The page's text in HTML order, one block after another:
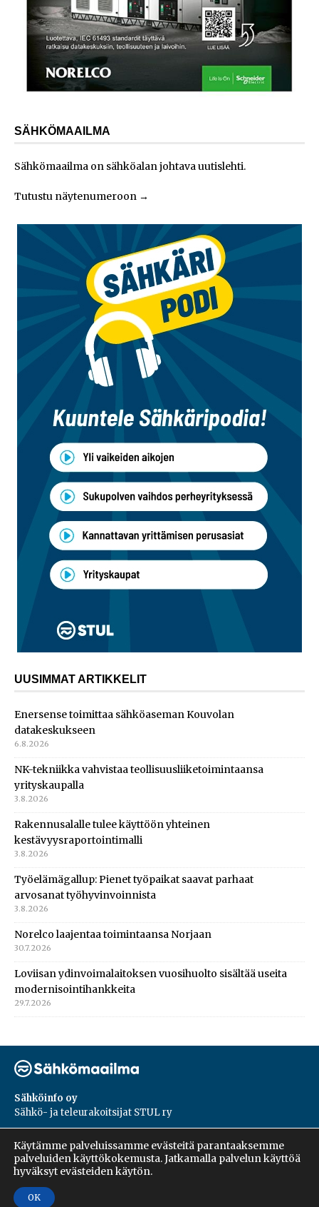
SÄHKÖMAAILMA
Sähkömaailma on sähköalan johtava uutislehti.
Tutustu näytenumeroon →
UUSIMMAT ARTIKKELIT
Enersense toimittaa sähköaseman Kouvolan
datakeskukseen
6.8.2026
NK-tekniikka vahvistaa teollisuusliiketoimintaansa
yrityskaupalla
3.8.2026
Rakennusalalle tulee käyttöön yhteinen
kestävyysraportointimalli
3.8.2026
Työelämägallup: Pienet työpaikat saavat parhaat
arvosanat työhyvinvoinnista
3.8.2026
Norelco laajentaa toimintaansa Norjaan
30.7.2026
Loviisan ydinvoimalaitoksen vuosihuolto sisältää useita
modernisointihankkeita
29.7.2026
Sähköinfo oy
Sähkö- ja teleurakoitsijat STUL ry
PL 55, 02601, Espoo
Harakantie 18 B
09 5476 1422
Käytämme palveluissamme evästeitä parantaaksemme
palveluiden käyttökokemusta. Jatkamalla palvelun käyttöä
hyväksyt evästeiden käytön.
OK